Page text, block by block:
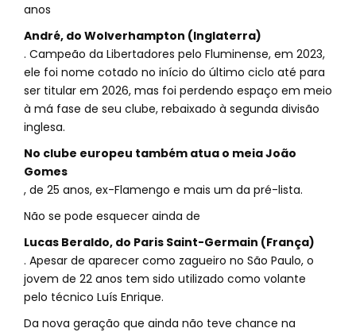
anos
André, do Wolverhampton (Inglaterra)
. Campeão da Libertadores pelo Fluminense, em 2023,
ele foi nome cotado no início do último ciclo até para
ser titular em 2026, mas foi perdendo espaço em meio
à má fase de seu clube, rebaixado à segunda divisão
inglesa.
No clube europeu também atua o meia João
Gomes
, de 25 anos, ex-Flamengo e mais um da pré-lista.
Não se pode esquecer ainda de
Lucas Beraldo, do Paris Saint-Germain (França)
. Apesar de aparecer como zagueiro no São Paulo, o
jovem de 22 anos tem sido utilizado como volante
pelo técnico Luís Enrique.
Da nova geração que ainda não teve chance na